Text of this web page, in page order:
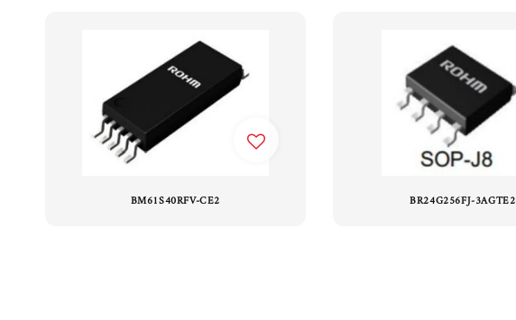
BM61S40RFV-CE2 BR24G256FJ-3AGTE2